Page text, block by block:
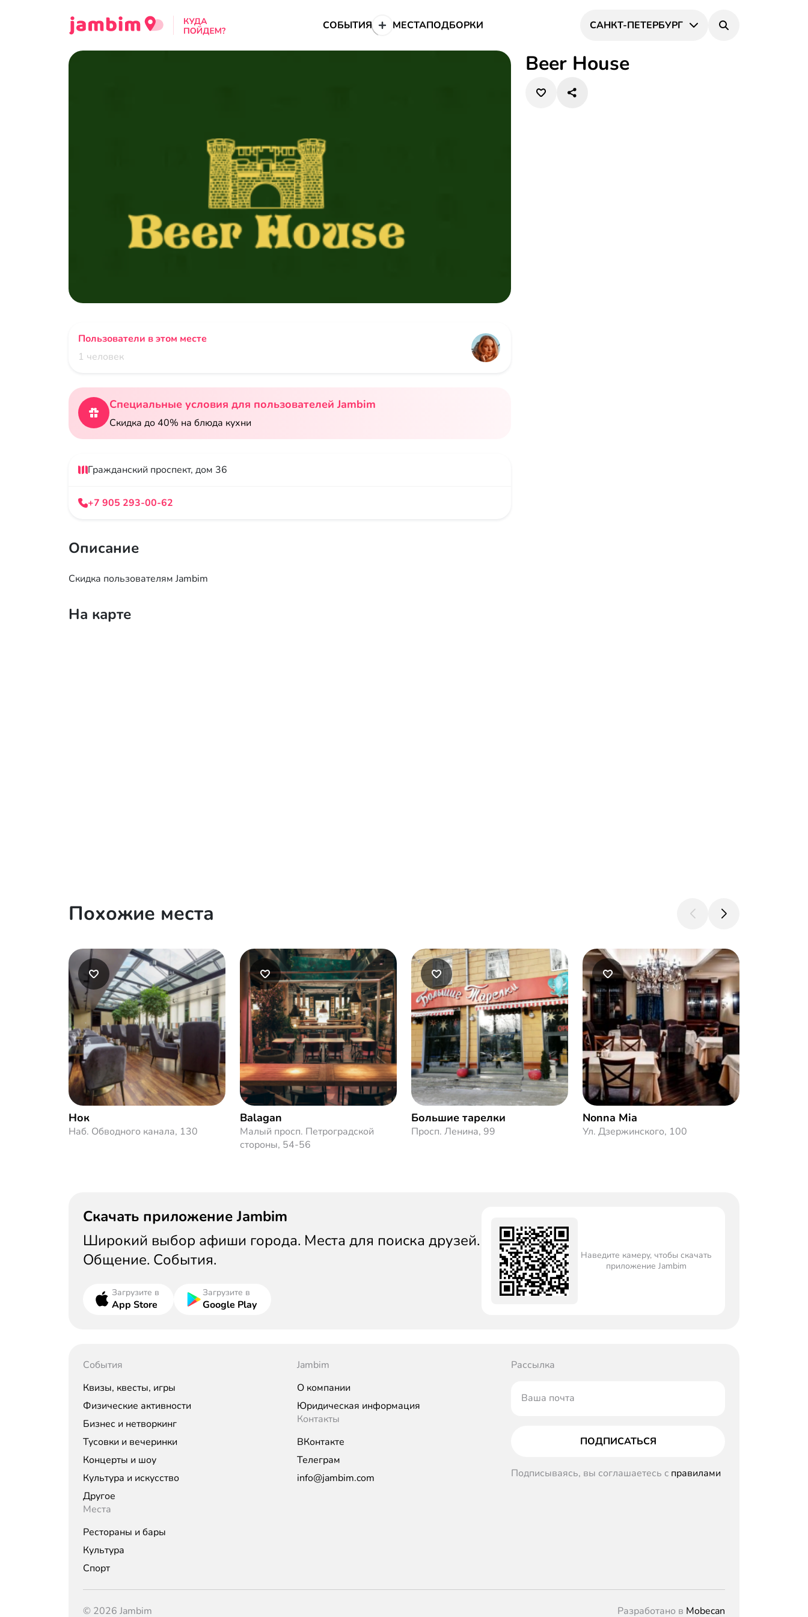
СОБЫТИЯ МЕСТАПОДБОРКИ САНКТ-ПЕТЕРБУРГ
Beer House
Пользователи в этом месте
1 человек
Специальные условия для пользователей Jambim
Скидка до 40% на блюда кухни
Гражданский проспект, дом 36
+7 905 293-00-62
Описание
Скидка пользователям Jambim
На карте
Похожие места
Нок
Наб. Обводного канала, 130
Balagan
Малый просп. Петроградской
стороны, 54-56
Большие тарелки
Просп. Ленина, 99
Nonna Mia
Ул. Дзержинского, 100
Скачать приложение Jambim
Широкий выбор афиши города. Места для поиска друзей.
Общение. События.
Загрузите в
App Store
Загрузите в
Google Play
Наведите камеру, чтобы скачать
приложение Jambim
События
Квизы, квесты, игры
Физические активности
Бизнес и нетворкинг
Тусовки и вечеринки
Концерты и шоу
Культура и искусство
Другое
Места
Рестораны и бары
Культура
Спорт
Jambim
О компании
Юридическая информация
Контакты
ВКонтакте
Телеграм
info@jambim.com
Рассылка
Ваша почта
ПОДПИСАТЬСЯ
Подписываясь, вы соглашаетесь c правилами
© 2026 Jambim Разработано в Mobecan